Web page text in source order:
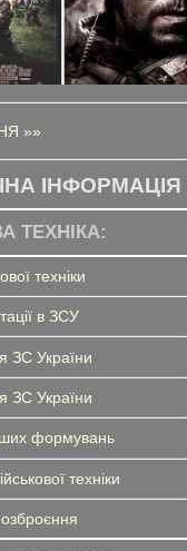
»»
ІНФОРМАЦІЯ
ТЕХНІКА:
техніки
в ЗСУ
ЗС України
ЗС України
формувань
техніки